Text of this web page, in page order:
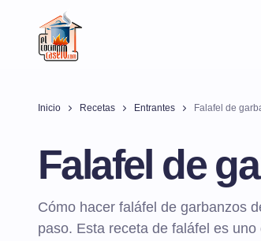
Inicio Recetas Entrantes Falafel de
Falafel de
Cómo hacer faláfel de garbanzos
paso. Esta receta de faláfel es